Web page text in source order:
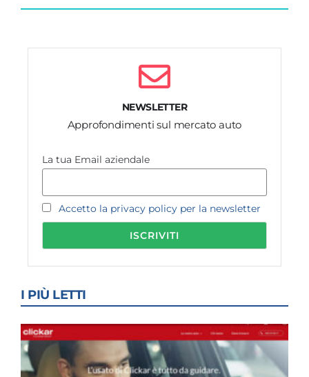
NEWSLETTER
Approfondimenti sul mercato auto
La tua Email aziendale
Accetto la privacy policy per la newsletter
I PIÙ LETTI